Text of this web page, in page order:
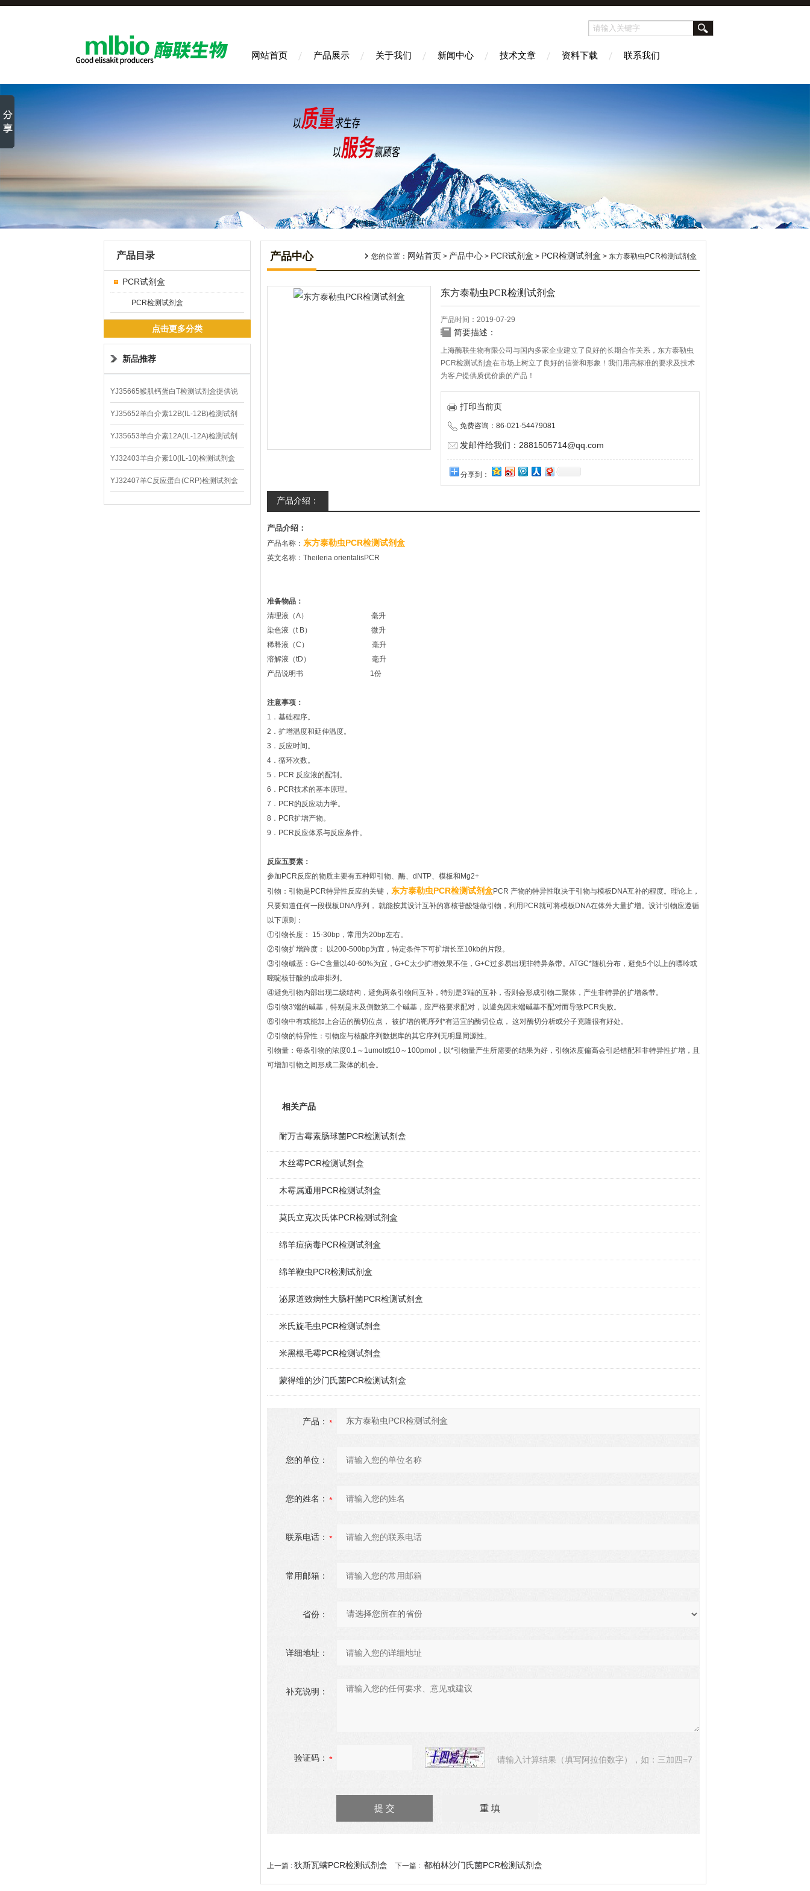
网站首页 产品展示 关于我们 新闻中心 技术文章 资料下载 联系我们
产品目录
PCR试剂盒
PCR检测试剂盒
点击更多分类
新品推荐
YJ35665猴肌钙蛋白T检测试剂盒提供说
明书
YJ35652羊白介素12B(IL-12B)检测试剂
盒
YJ35653羊白介素12A(IL-12A)检测试剂
盒
YJ32403羊白介素10(IL-10)检测试剂盒
YJ32407羊C反应蛋白(CRP)检测试剂盒
产品中心 您的位置： 网站首页 > 产品中心 > PCR试剂盒 > PCR检测试剂盒 > 东方泰勒虫PCR检测试剂盒
东方泰勒虫PCR检测试剂盒
产品时间：2019-07-29
简要描述：
上海酶联生物有限公司与国内多家企业建立了良好的长期合作关系，东方泰勒虫
PCR检测试剂盒在市场上树立了良好的信誉和形象！我们用高标准的要求及技术
为客户提供质优价廉的产品！
打印当前页
免费咨询：86-021-54479081
发邮件给我们：2881505714@qq.com
分享到：
产品介绍：
产品介绍：
产品名称： 东方泰勒虫PCR检测试剂盒
英文名称：Theileria orientalisPCR
准备物品：
清理液（A） 毫升
染色液（t B） 微升
稀释液（C） 毫升
溶解液（tD） 毫升
产品说明书 1份
注意事项：
1．基础程序。
2．扩增温度和延伸温度。
3．反应时间。
4．循环次数。
5．PCR 反应液的配制。
6．PCR技术的基本原理。
7．PCR的反应动力学。
8．PCR扩增产物。
9．PCR反应体系与反应条件。
反应五要素：
参加PCR反应的物质主要有五种即引物、酶、dNTP、模板和Mg2+
引物：引物是PCR特异性反应的关键， 东方泰勒虫PCR检测试剂盒PCR 产物的特异性取决于引物与模板DNA互补的程度。理论上，
只要知道任何一段模板DNA序列， 就能按其设计互补的寡核苷酸链做引物，利用PCR就可将模板DNA在体外大量扩增。设计引物应遵循
以下原则：
①引物长度： 15-30bp，常用为20bp左右。
②引物扩增跨度： 以200-500bp为宜，特定条件下可扩增长至10kb的片段。
③引物碱基：G+C含量以40-60%为宜，G+C太少扩增效果不佳，G+C过多易出现非特异条带。ATGC*随机分布，避免5个以上的嘌呤或
嘧啶核苷酸的成串排列。
④避免引物内部出现二级结构，避免两条引物间互补，特别是3'端的互补，否则会形成引物二聚体，产生非特异的扩增条带。
⑤引物3'端的碱基，特别是末及倒数第二个碱基，应严格要求配对，以避免因末端碱基不配对而导致PCR失败。
⑥引物中有或能加上合适的酶切位点， 被扩增的靶序列*有适宜的酶切位点， 这对酶切分析或分子克隆很有好处。
⑦引物的特异性：引物应与核酸序列数据库的其它序列无明显同源性。
引物量：每条引物的浓度0.1～1umol或10～100pmol，以*引物量产生所需要的结果为好，引物浓度偏高会引起错配和非特异性扩增，且
可增加引物之间形成二聚体的机会。
相关产品
耐万古霉素肠球菌PCR检测试剂盒
木丝霉PCR检测试剂盒
木霉属通用PCR检测试剂盒
莫氏立克次氏体PCR检测试剂盒
绵羊痘病毒PCR检测试剂盒
绵羊鞭虫PCR检测试剂盒
泌尿道致病性大肠杆菌PCR检测试剂盒
米氏旋毛虫PCR检测试剂盒
米黑根毛霉PCR检测试剂盒
蒙得维的沙门氏菌PCR检测试剂盒
产品：
您的单位：
您的姓名：
联系电话：
常用邮箱：
省份：
详细地址：
补充说明：
验证码： 请输入计算结果（填写阿拉伯数字），如：三加四=7
上一篇 : 狄斯瓦螨PCR检测试剂盒 下一篇 : 都柏林沙门氏菌PCR检测试剂盒